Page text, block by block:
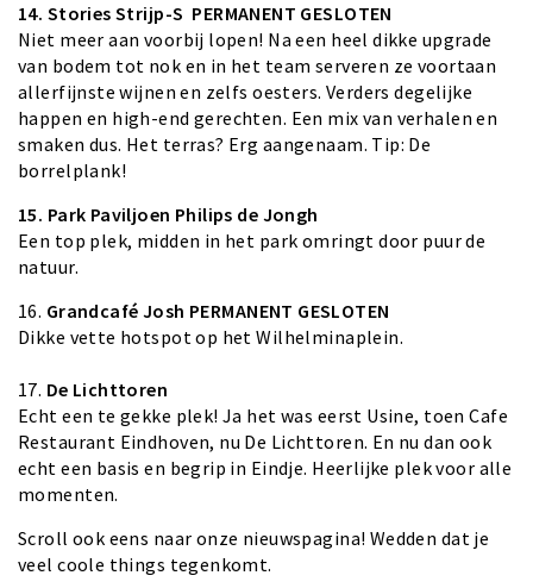
14. Stories Strijp-S PERMANENT GESLOTEN
Niet meer aan voorbij lopen! Na een heel dikke upgrade
van bodem tot nok en in het team serveren ze voortaan
allerfijnste wijnen en zelfs oesters. Verders degelijke
happen en high-end gerechten. Een mix van verhalen en
smaken dus. Het terras? Erg aangenaam. Tip: De
borrelplank!
15. Park Paviljoen Philips de Jongh
Een top plek, midden in het park omringt door puur de
natuur.
16. Grandcafé Josh PERMANENT GESLOTEN
Dikke vette hotspot op het Wilhelminaplein.
17. De Lichttoren
Echt een te gekke plek! Ja het was eerst Usine, toen Cafe
Restaurant Eindhoven, nu De Lichttoren. En nu dan ook
echt een basis en begrip in Eindje. Heerlijke plek voor alle
momenten.
Scroll ook eens naar onze nieuwspagina! Wedden dat je
veel coole things tegenkomt.